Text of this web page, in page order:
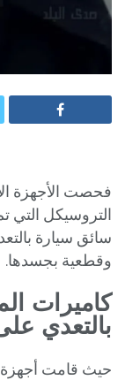
فحصت الأجهزة
التروسيكل التي
سائق سيارة
وقطعية بجسدها.
كاميرات
بالتعدي
حيث قامت أجهزة